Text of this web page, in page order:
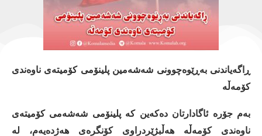
ڕاگەیاندنی بەڕێوەچوونی شەشەمین پلینۆمی کۆمیتەی ناوەندی
کۆمەڵە
بەم جۆرە ئاگادارتان دەکەین کە پلینۆمی شەشەمی کۆمیتەی
ناوەندی
کۆمەڵە هەڵبژێردراوی کۆنگرەی هەژدەیەم،
لە